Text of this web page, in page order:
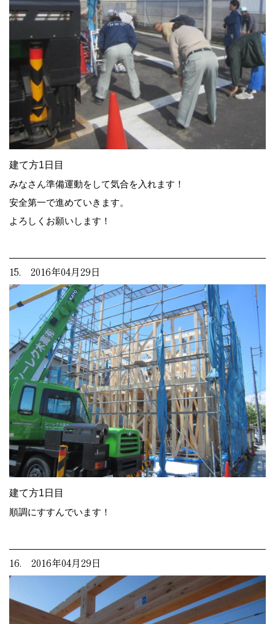
建て方1日目
みなさん準備運動をして気合を入れます！
安全第一で進めていきます。
よろしくお願いします！
15. 2016年04月29日
建て方1日目
順調にすすんでいます！
16. 2016年04月29日